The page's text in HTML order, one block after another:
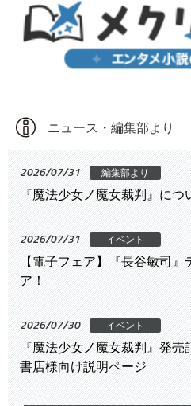
ニュース・編集部より
2026/07/31 編集部より
『魔法少女ノ魔女裁判』につ
2026/07/31 イベント
【電子フェア】『長谷敏司』
ア！
2026/07/30 イベント
『魔法少女ノ魔女裁判』発売
書店様向け説明ページ